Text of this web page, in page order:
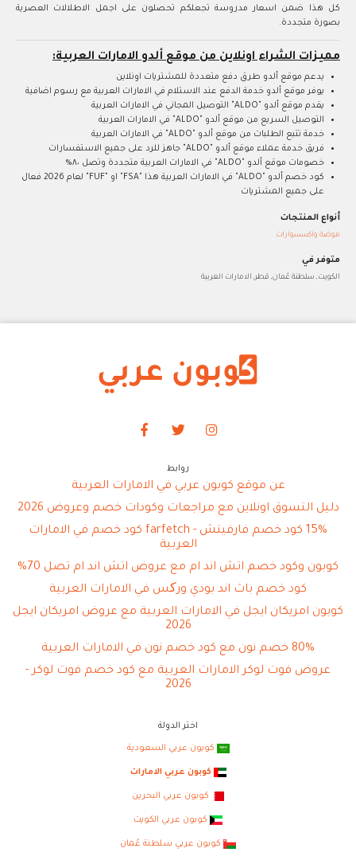
كل هذا ضمن اسعار مدروسة تجعلكم تحصلون على اجمل الاطلالات العصرية
بصورة متجددة.
مميزات الشراء اونلاين من موقع ألدو الامارات العربية:
يدعم موقع ألدو طرق دفع متعددة للمشتريات اونلاين
يوفر موقع ألدو خدمة الدفع عند الاستلام في الامارات العربية مع رسوم اضافية
يقدم موقع ألدو "ALDO" التوصيل المجاني في الامارات العربية
التوصيل السريع من موقع ألدو "ALDO" في الامارات العربية
خدمة تتبع الطلبات من موقع ألدو "ALDO" في الامارات العربية
فريق خدمة عملاء موقع ألدو "ALDO" جاهز للرد على جميع الاستفسارات
خصومات موقع ألدو "ALDO" في الامارات العربية متجددة وتصل ٨٠%
كود خصم ألدو "ALDO" في الامارات العربية هذا "FSA" او "FUF" لعام 2026 فعال
على جميع المشتريات
أنواع المنتجات
موضة واكسسوارات
متوفر في
الكويت, سلطنة عُمان, قطر, الامارات العربية
روابط
عن موقع كوبون عربي في الامارات العربية
دليل التسوق اونلاين مع مراجعات وكودات خصم وعروض 2026
15% كود خصم فارفيتش - farfetch كود خصم في الامارات
العربية
كوبون وكود خصم اتش اند ام مع عروض اتش اند ام تصل 70%
كود خصم باث اند بودي ورکس في الامارات العربية
كوبون امريكان ايجل في الامارات العربية مع عروض امريكان ايجل
2026
80% خصم نون مع كود خصم نون في الامارات العربية
عروض فوت لوكر الامارات العربية مع كود خصم فوت لوكر -
2026
اختر الدولة
كوبون عربي السعودية
كوبون عربي الامارات
كوبون عربي البحرين
كوبون عربي الكويت
كوبون عربي سلطنة عُمان